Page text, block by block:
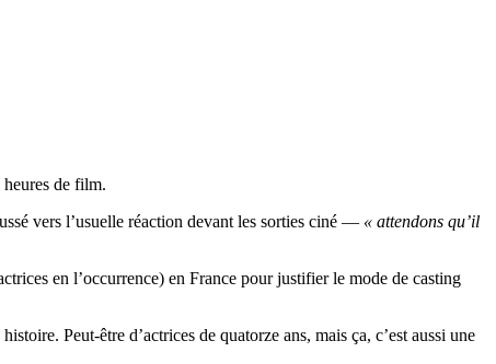
de film.
vers l’usuelle réaction devant les sorties ciné — « attendons qu’il
en l’occurrence) en France pour justifier le mode de casting
Peut-être d’actrices de quatorze ans, mais ça, c’est aussi une